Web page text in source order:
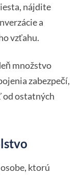
nájdite
a
vzťahu.
množstvo
zabezpečí,
od ostatných
ktorú